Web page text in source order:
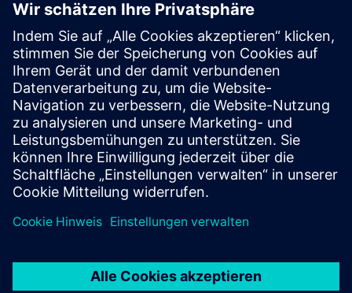
Setzen Sie sich auf die Interessentenliste und erhalten Sie eine
Benachrichtigung sobald neue Termine verfügbar sind.
Benachrichtigungsservice aktivieren
Personalisiertes Angebot
Sie benötigen ein persönliches Angebot? Nach Angabe Ihrer
persönlichen Daten senden wir Ihnen umgehend ein
personalisiertes Angebot an Ihre Emailadresse.
Persönliches Angebot zusenden